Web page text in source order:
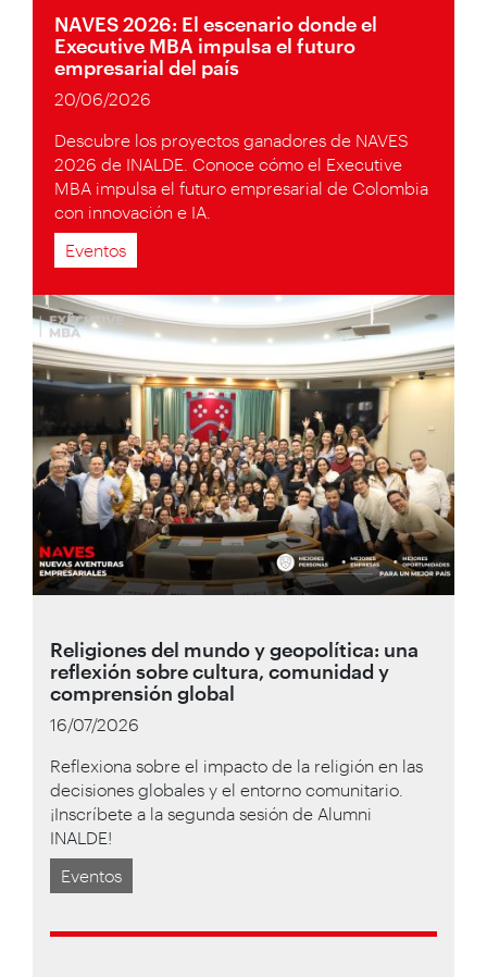
NAVES 2026: El escenario donde el
Executive MBA impulsa el futuro
empresarial del país
20/06/2026
Descubre los proyectos ganadores de NAVES
2026 de INALDE. Conoce cómo el Executive
MBA impulsa el futuro empresarial de Colombia
con innovación e IA.
Eventos
Religiones del mundo y geopolítica: una
reflexión sobre cultura, comunidad y
comprensión global
16/07/2026
Reflexiona sobre el impacto de la religión en las
decisiones globales y el entorno comunitario.
¡Inscríbete a la segunda sesión de Alumni
INALDE!
Eventos